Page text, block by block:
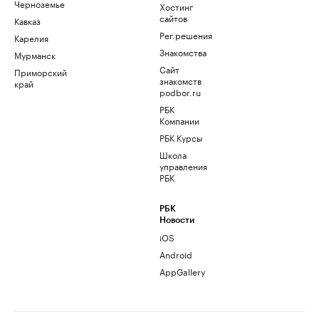
Черноземье
Кавказ
Карелия
Мурманск
Приморский
край
Хостинг
сайтов
Рег.решения
Знакомства
Сайт
знакомств
podbor.ru
РБК
Компании
РБК Курсы
Школа
управления
РБК
РБК
Новости
iOS
Android
AppGallery